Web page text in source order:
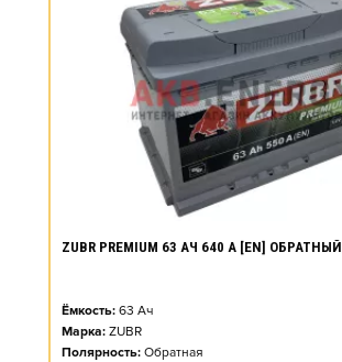
ZUBR PREMIUM 63 АЧ 640 А [EN] ОБРАТНЫЙ
Ёмкость: 63 Ач
Марка: ZUBR
Полярность: Обратная